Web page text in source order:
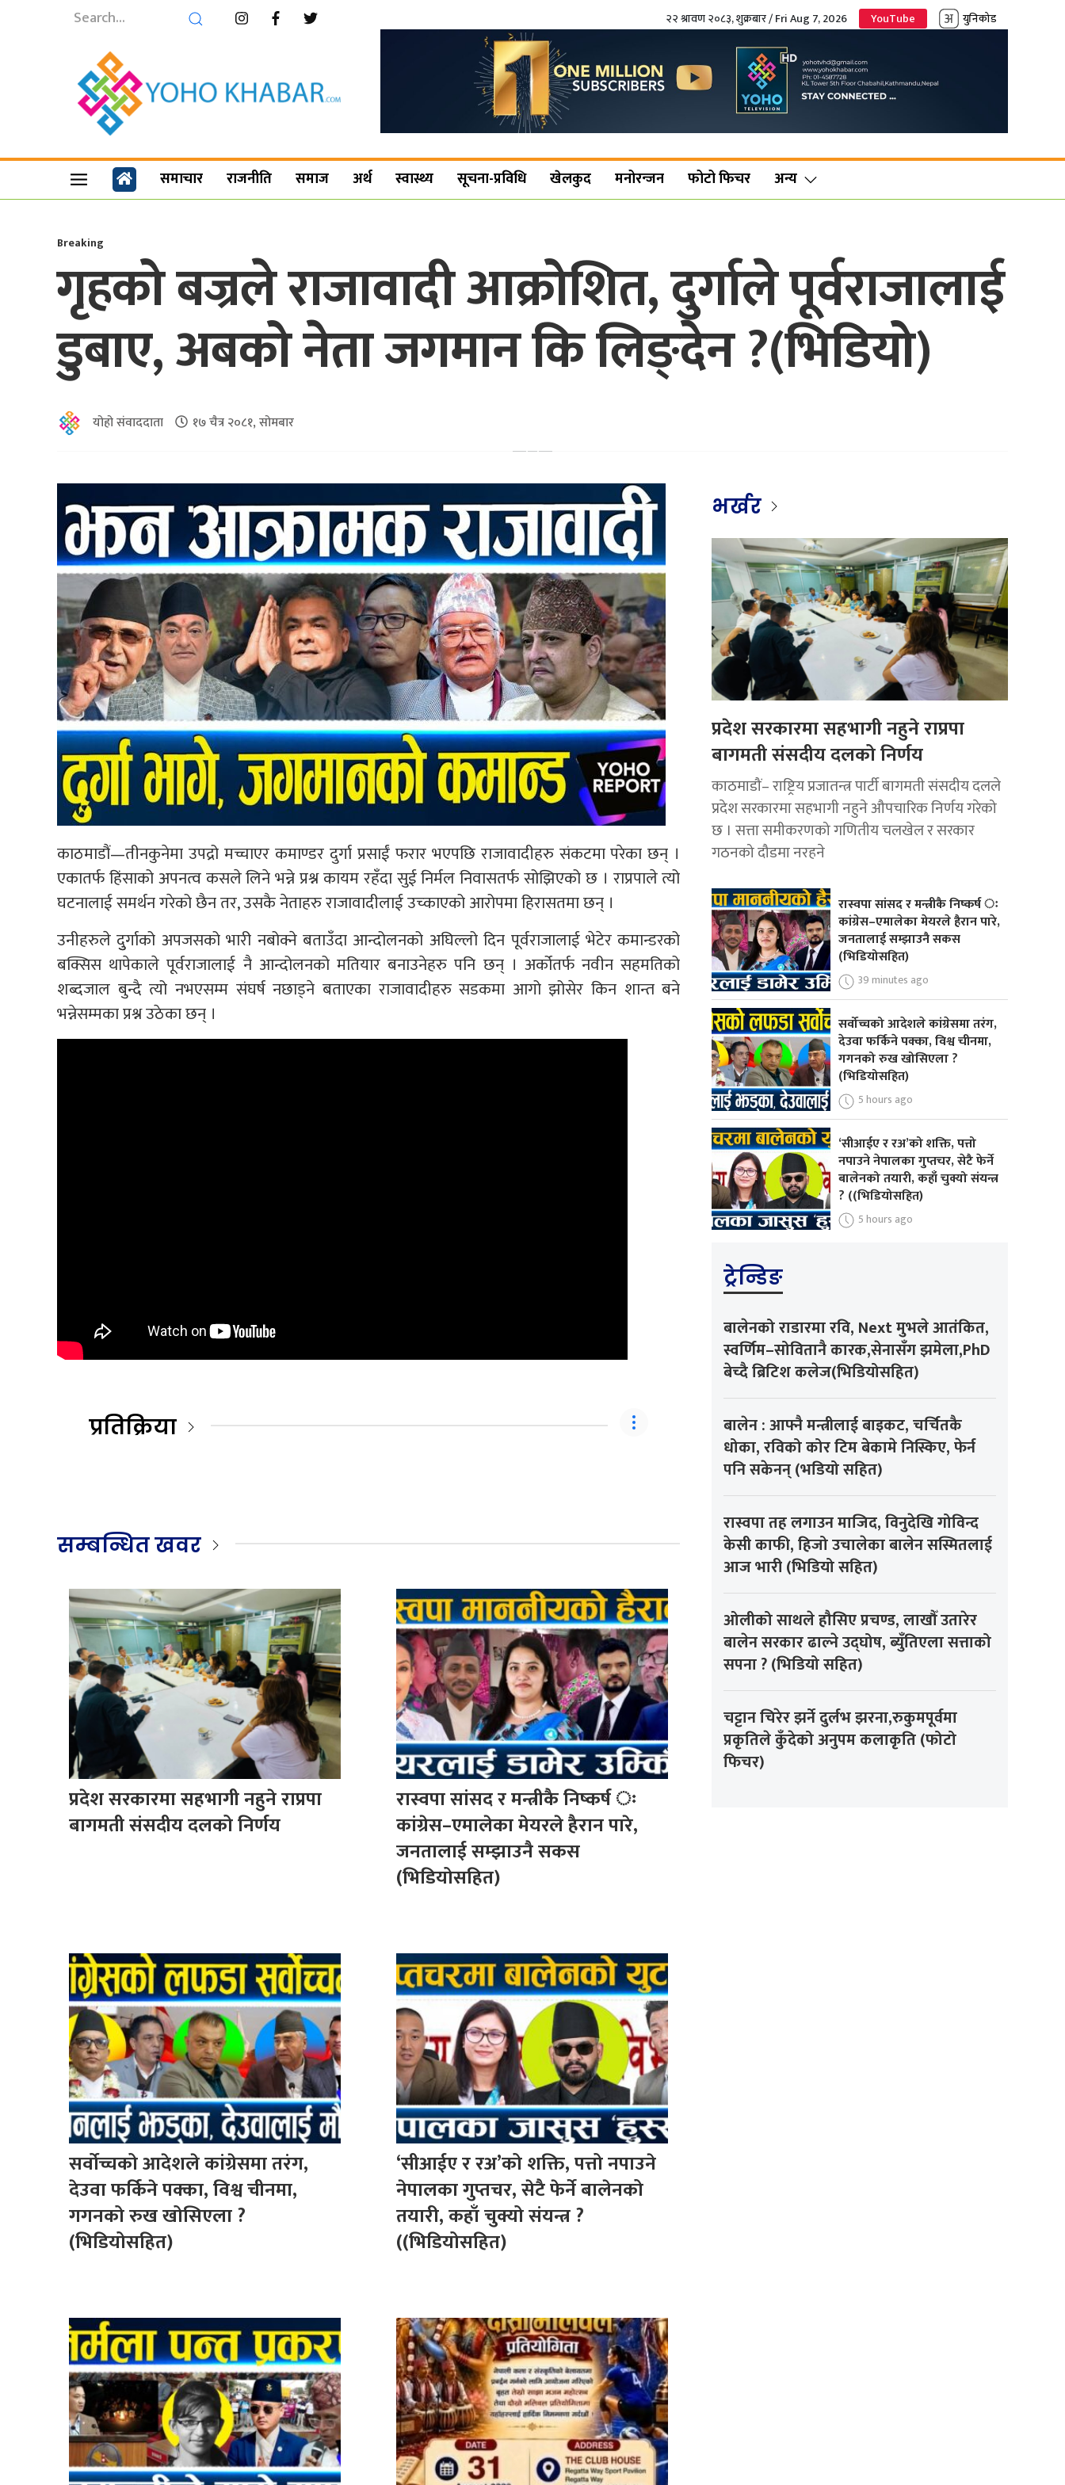
२२ श्रावण २०८३, शुक्रबार / Fri Aug 7, 2026 YouTube युनिकोड
समाचार राजनीति समाज अर्थ स्वास्थ्य सूचना-प्रविधि खेलकुद मनोरन्जन फोटो फिचर अन्य
Breaking
गृहको बज्रले राजावादी आक्रोशित, दुर्गाले पूर्वराजालाई
डुबाए, अबको नेता जगमान कि लिङ्देन ?(भिडियो)
योहो संवाददाता १७ चैत्र २०८१, सोमबार
काठमाडौं—तीनकुनेमा उपद्रो मच्चाएर कमाण्डर दुर्गा प्रसाईं फरार भएपछि राजावादीहरु संकटमा परेका छन् ।
एकातर्फ हिंसाको अपनत्व कसले लिने भन्ने प्रश्न कायम रहँदा सुई निर्मल निवासतर्फ सोझिएको छ । राप्रपाले त्यो
घटनालाई समर्थन गरेको छैन तर, उसकै नेताहरु राजावादीलाई उच्काएको आरोपमा हिरासतमा छन् ।
उनीहरुले दुुर्गाको अपजसको भारी नबोक्ने बताउँदा आन्दोलनको अघिल्लो दिन पूर्वराजालाई भेटेर कमान्डरको
बक्सिस थापेकाले पूर्वराजालाई नै आन्दोलनको मतियार बनाउनेहरु पनि छन् । अर्कोतर्फ नवीन सहमतिको
शब्दजाल बुन्दै त्यो नभएसम्म संघर्ष नछाड्ने बताएका राजावादीहरु सडकमा आगो झोसेर किन शान्त बने
भन्नेसम्मका प्रश्न उठेका छन् ।
प्रतिक्रिया
सम्बन्धित खवर
प्रदेश सरकारमा सहभागी नहुने राप्रपा
बागमती संसदीय दलको निर्णय
रास्वपा सांसद र मन्त्रीकै निष्कर्ष ः
कांग्रेस–एमालेका मेयरले हैरान पारे,
जनतालाई सम्झाउनै सकस
(भिडियोसहित)
सर्वोच्चको आदेशले कांग्रेसमा तरंग,
देउवा फर्किने पक्का, विश्व चीनमा,
गगनको रुख खोसिएला ?
(भिडियोसहित)
‘सीआईए र रअ’को शक्ति, पत्तो नपाउने
नेपालका गुप्तचर, सेटै फेर्ने बालेनको
तयारी, कहाँ चुक्यो संयन्त्र ?
((भिडियोसहित)
भर्खर
प्रदेश सरकारमा सहभागी नहुने राप्रपा
बागमती संसदीय दलको निर्णय
काठमाडौं– राष्ट्रिय प्रजातन्त्र पार्टी बागमती संसदीय दलले
प्रदेश सरकारमा सहभागी नहुने औपचारिक निर्णय गरेको
छ । सत्ता समीकरणको गणितीय चलखेल र सरकार
गठनको दौडमा नरहने
रास्वपा सांसद र मन्त्रीकै निष्कर्ष ः
कांग्रेस–एमालेका मेयरले हैरान पारे,
जनतालाई सम्झाउनै सकस
(भिडियोसहित)
39 minutes ago
सर्वोच्चको आदेशले कांग्रेसमा तरंग,
देउवा फर्किने पक्का, विश्व चीनमा,
गगनको रुख खोसिएला ?
(भिडियोसहित)
5 hours ago
‘सीआईए र रअ’को शक्ति, पत्तो
नपाउने नेपालका गुप्तचर, सेटै फेर्ने
बालेनको तयारी, कहाँ चुक्यो संयन्त्र
? ((भिडियोसहित)
5 hours ago
ट्रेन्डिङ
बालेनको राडारमा रवि, Next मुभले आतंकित,
स्वर्णिम–सोवितानै कारक,सेनासँग झमेला,PhD
बेच्दै ब्रिटिश कलेज(भिडियोसहित)
बालेन : आफ्नै मन्त्रीलाई बाइकट, चर्चितकै
धोका, रविको कोर टिम बेकामे निस्किए, फेर्न
पनि सकेनन् (भडियो सहित)
रास्वपा तह लगाउन माजिद, विनुदेखि गोविन्द
केसी काफी, हिजो उचालेका बालेन सस्मितलाई
आज भारी (भिडियो सहित)
ओलीको साथले हौसिए प्रचण्ड, लाखौँ उतारेर
बालेन सरकार ढाल्ने उद्घोष, ब्युँतिएला सत्ताको
सपना ? (भिडियो सहित)
चट्टान चिरेर झर्ने दुर्लभ झरना,रुकुमपूर्वमा
प्रकृतिले कुँदेको अनुपम कलाकृति (फोटो
फिचर)